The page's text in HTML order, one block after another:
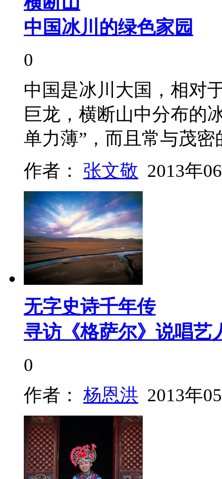
中国冰川的绿色家园
0
中国是冰川大国，相对
巨龙，横断山中分布的
单力薄”，而且常与茂
作者： 张文敬 2013年
无字史诗千年传
寻访《格萨尔》说唱艺
0
作者： 杨恩洪 2013年